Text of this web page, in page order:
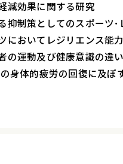
減効果に関する研究
抑制策としてのスポーツ
においてレジリエンス能
の運動及び健康意識の違
身体的疲労の回復に及ぼ